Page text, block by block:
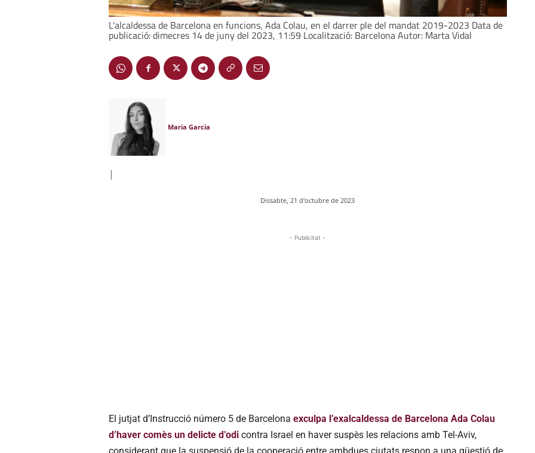
L'alcaldessa de Barcelona en funcions, Ada Colau, en el darrer ple del mandat 2019-2023 Data de
publicació: dimecres 14 de juny del 2023, 11:59 Localització: Barcelona Autor: Marta Vidal
Maria Garcia
|
Dissabte, 21 d'octubre de 2023
- Publicitat -
El jutjat d’Instrucció número 5 de Barcelona exculpa l’exalcaldessa de Barcelona Ada Colau
d’haver comès un delicte d’odi contra Israel en haver suspès les relacions amb Tel-Aviv,